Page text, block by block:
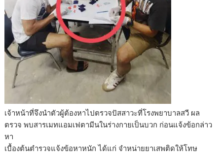
เจ้าหน้าที่จึงนำตัวผู้ต้องหาไปตรวจปัสสาวะที่โรงพยาบาลสวี ผล
ตรวจ พบสารเมทแอมเฟตามีนในร่างกายเป็นบวก ก่อนแจ้งข้อกล่าว
หา
เบื้องต้นตำรวจแจ้งข้อหาหนัก ได้แก่ จำหน่ายยาเสพติดให้โทษ